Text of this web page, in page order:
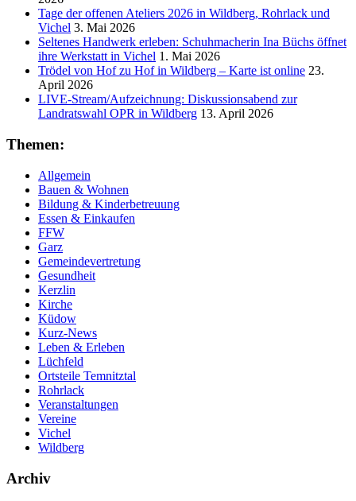
Tage der offenen Ateliers 2026 in Wildberg, Rohrlack und
Vichel 3. Mai 2026
Seltenes Handwerk erleben: Schuhmacherin Ina Büchs öffnet
ihre Werkstatt in Vichel 1. Mai 2026
Trödel von Hof zu Hof in Wildberg – Karte ist online 23.
April 2026
LIVE-Stream/Aufzeichnung: Diskussionsabend zur
Landratswahl OPR in Wildberg 13. April 2026
Themen:
Allgemein
Bauen & Wohnen
Bildung & Kinderbetreuung
Essen & Einkaufen
FFW
Garz
Gemeindevertretung
Gesundheit
Kerzlin
Kirche
Küdow
Kurz-News
Leben & Erleben
Lüchfeld
Ortsteile Temnitztal
Rohrlack
Veranstaltungen
Vereine
Vichel
Wildberg
Archiv